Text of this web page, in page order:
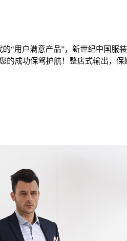
“用户满意产品”，新世纪中国服
的成功保驾护航！整店式输出，保